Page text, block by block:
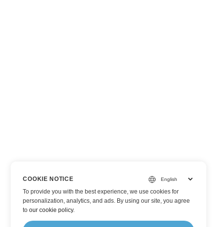
COOKIE NOTICE
To provide you with the best experience, we use cookies for
personalization, analytics, and ads. By using our site, you agree
toour cookie policy.